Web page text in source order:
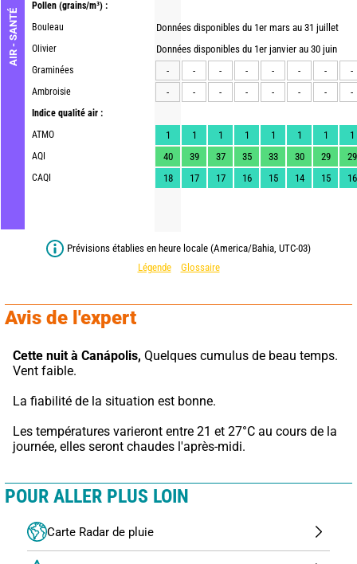
AIR - SANTÉ
Pollen (grains/m³) :
Bouleau
Olivier
Graminées
Ambroisie
Indice qualité air :
ATMO
AQI
CAQI
Données disponibles du 1er mars au 31 juillet
Données disponibles du 1er janvier au 30 juin
-
- - - - - -
-
-
- - - - - - -
1 1 1 1 1 1 1
1
40
39 37 35 33 30 29
29
18
17 17 16 15 14 15 16
Prévisions établies en heure locale (America/Bahia, UTC-03)
Légende
Glossaire
Avis de l'expert
Cette nuit à Canápolis, Quelques cumulus de beau temps.
Vent faible.
La fiabilité de la situation est bonne.
Les températures varieront entre 21 et 27°C au cours de la
journée, elles seront chaudes l'après-midi.
POUR ALLER PLUS LOIN
Carte Radar de pluie